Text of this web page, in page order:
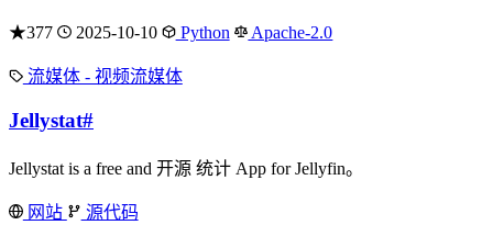
★377 2025-10-10 Python Apache-2.0
流媒体 - 视频流媒体
Jellystat#
Jellystat is a free and 开源 统计 App for Jellyfin。
网站 源代码